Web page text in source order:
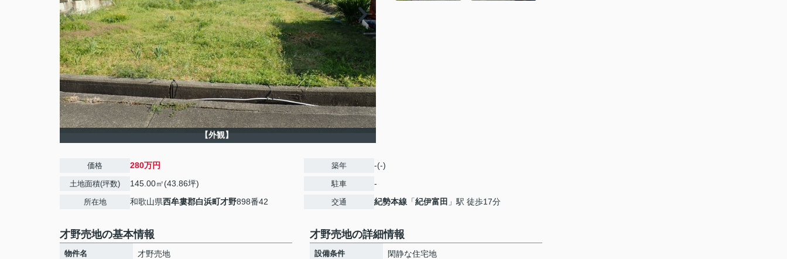
【外観】
価格 280万円
土地面積(坪数) 145.00㎡(43.86坪)
所在地 和歌山県西牟婁郡白浜町才野898番42
築年 -(-)
駐車 -
交通 紀勢本線 「紀伊富田 」駅 徒歩17分
才野売地の基本情報
物件名 才野売地
才野売地の詳細情報
設備条件 閑静な住宅地